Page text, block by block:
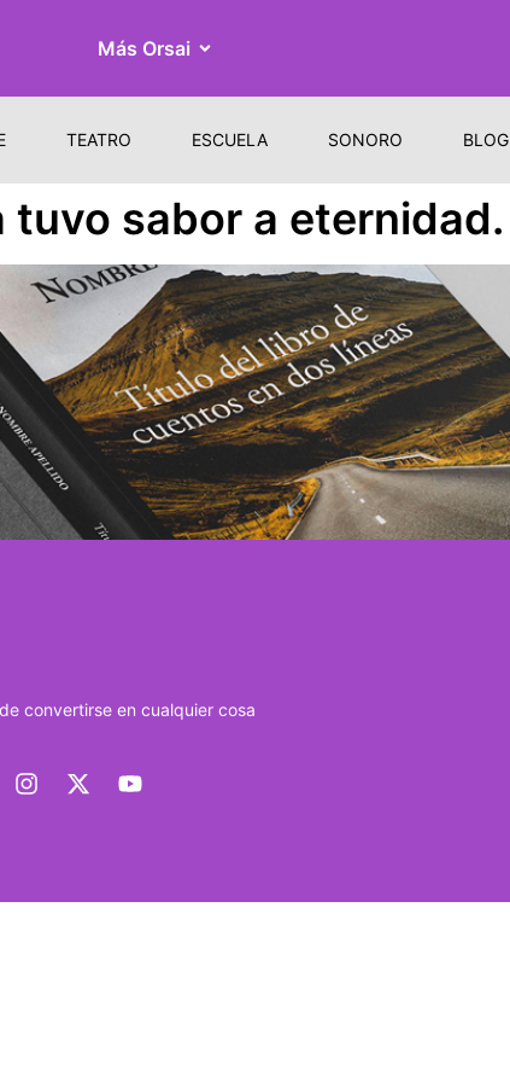
Más Orsai
TEATRO ESCUELA SONORO BLOG
tuvo sabor a eternidad.
convertirse en cualquier cosa